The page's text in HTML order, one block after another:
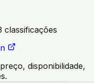
classificações
disponibilidade,